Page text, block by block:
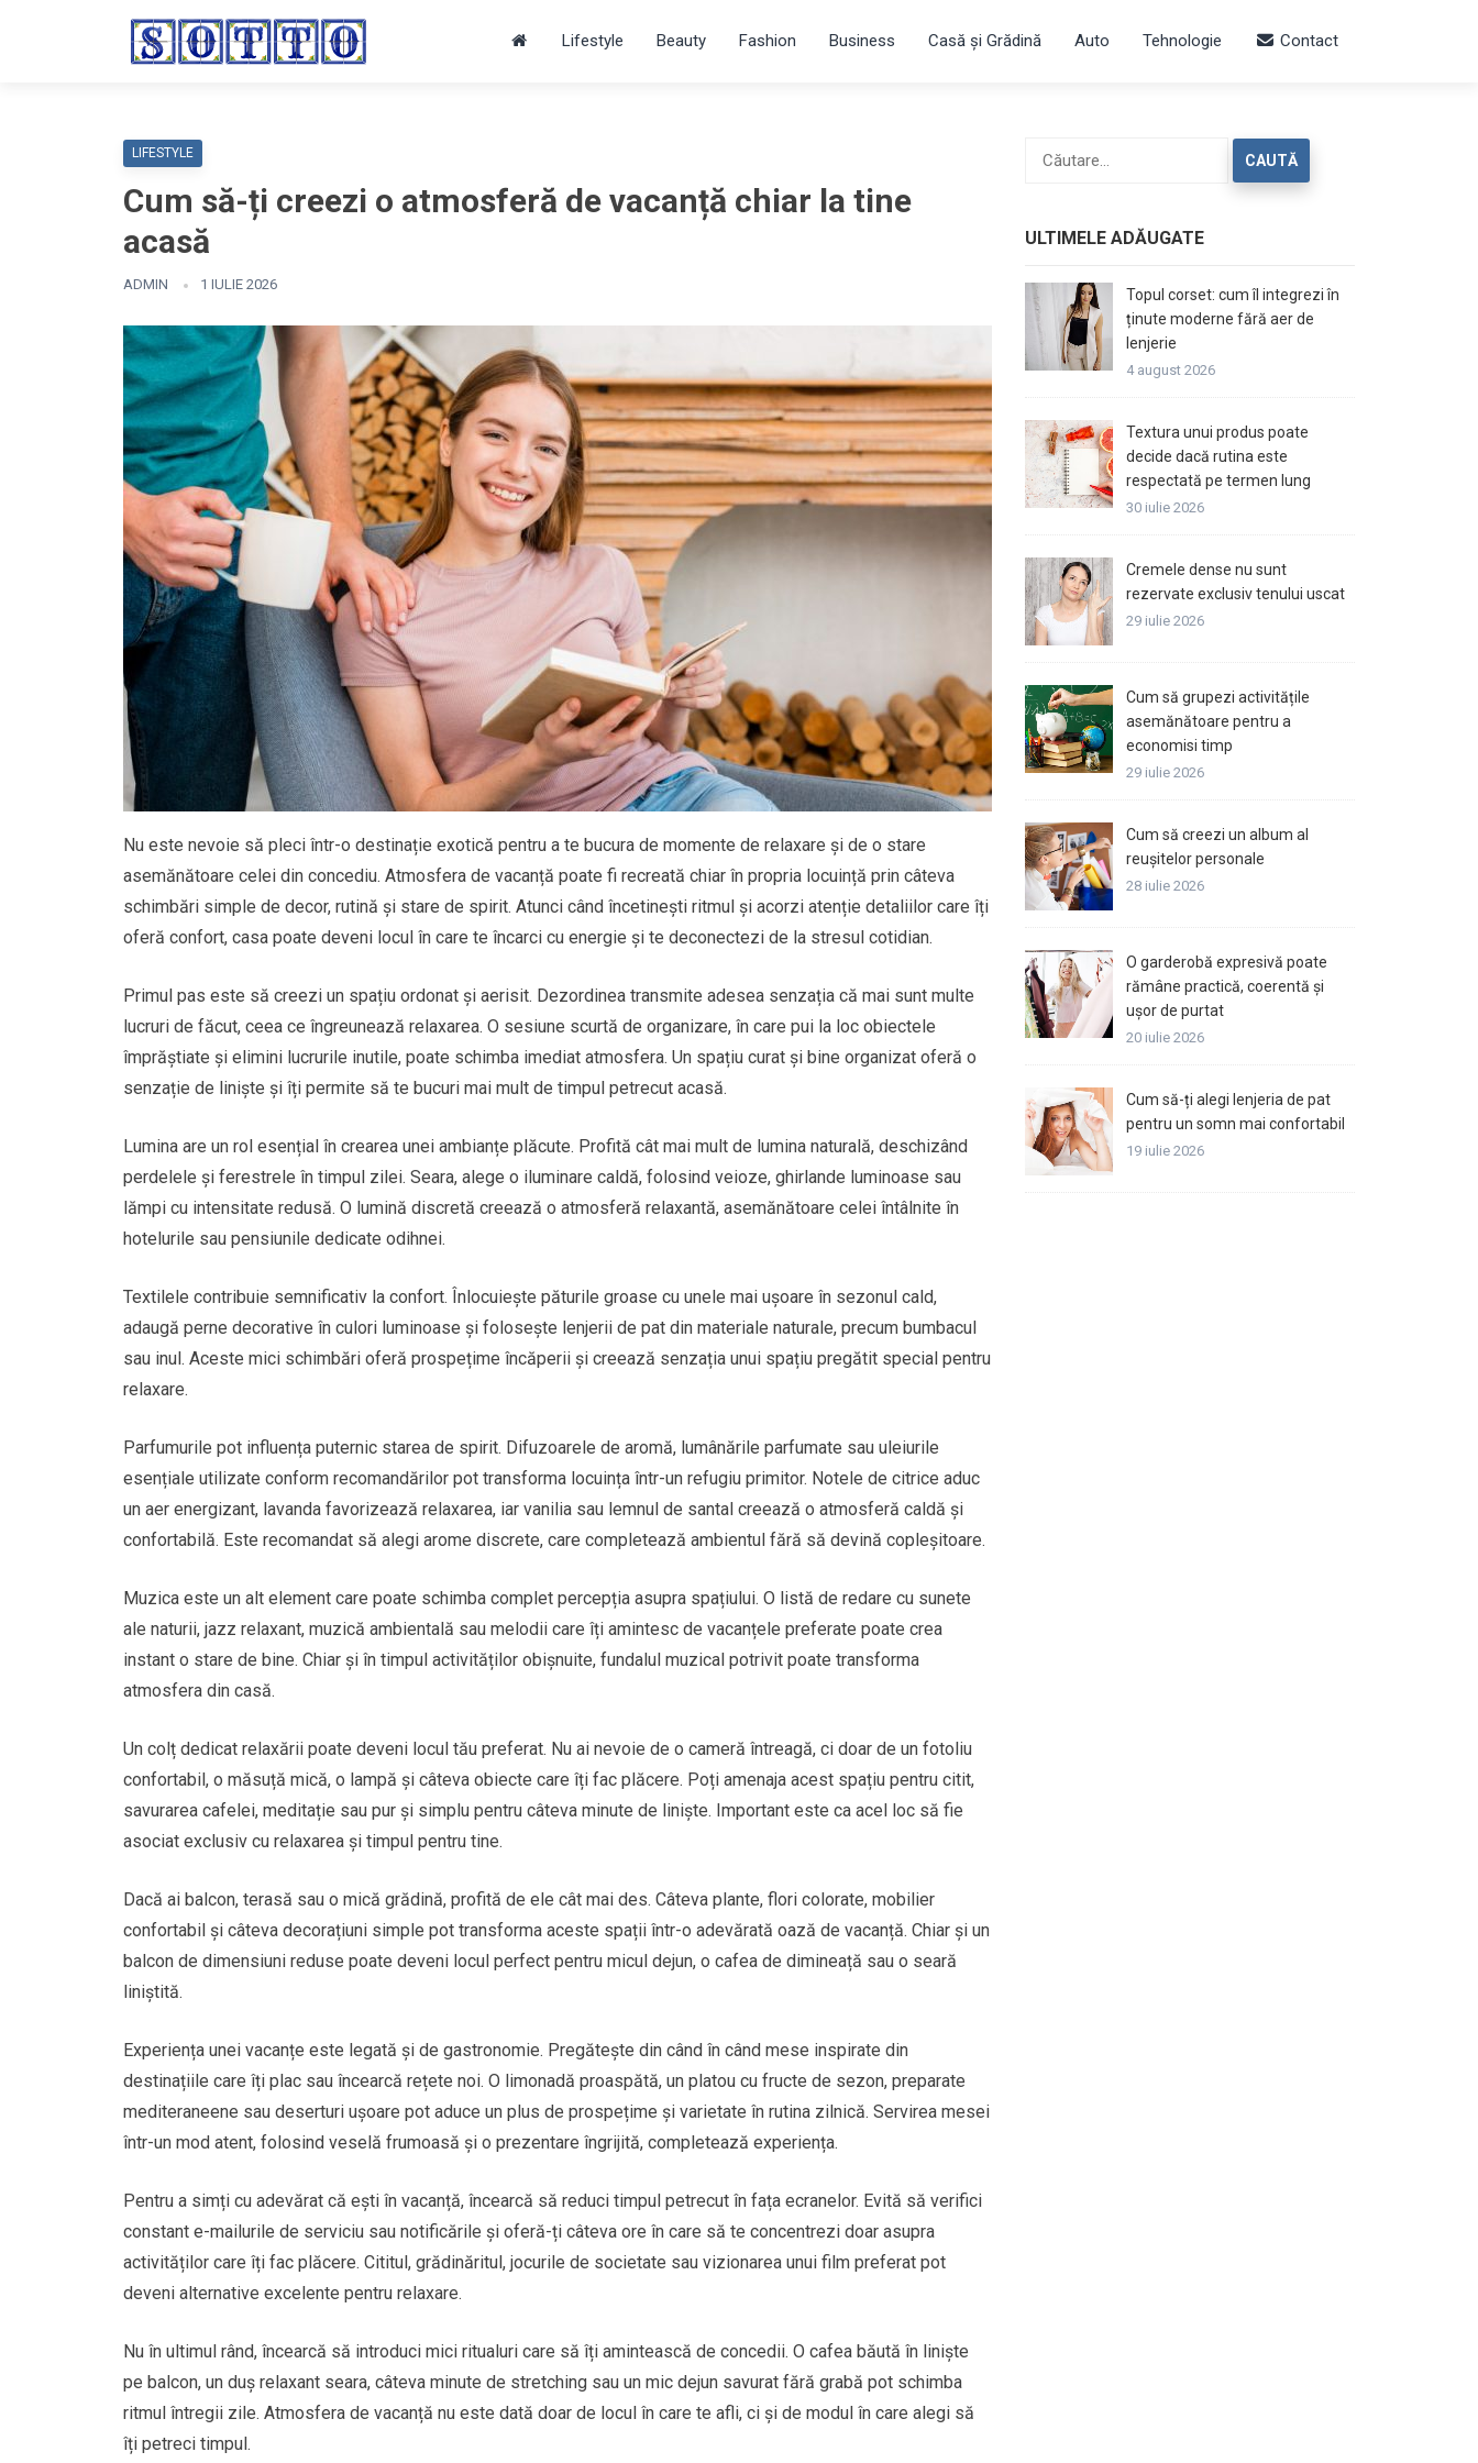
Lifestyle Beauty Fashion Business Casă și Grădină Auto Tehnologie Contact
LIFESTYLE
Cum să-ți creezi o atmosferă de vacanță chiar la tine
acasă
ADMIN 1 IULIE 2026
Nu este nevoie să pleci într-o destinație exotică pentru a te bucura de momente de relaxare și de o stare
asemănătoare celei din concediu. Atmosfera de vacanță poate fi recreată chiar în propria locuință prin câteva
schimbări simple de decor, rutină și stare de spirit. Atunci când încetinești ritmul și acorzi atenție detaliilor care îți
oferă confort, casa poate deveni locul în care te încarci cu energie și te deconectezi de la stresul cotidian.
Primul pas este să creezi un spațiu ordonat și aerisit. Dezordinea transmite adesea senzația că mai sunt multe
lucruri de făcut, ceea ce îngreunează relaxarea. O sesiune scurtă de organizare, în care pui la loc obiectele
împrăștiate și elimini lucrurile inutile, poate schimba imediat atmosfera. Un spațiu curat și bine organizat oferă o
senzație de liniște și îți permite să te bucuri mai mult de timpul petrecut acasă.
Lumina are un rol esențial în crearea unei ambianțe plăcute. Profită cât mai mult de lumina naturală, deschizând
perdelele și ferestrele în timpul zilei. Seara, alege o iluminare caldă, folosind veioze, ghirlande luminoase sau
lămpi cu intensitate redusă. O lumină discretă creează o atmosferă relaxantă, asemănătoare celei întâlnite în
hotelurile sau pensiunile dedicate odihnei.
Textilele contribuie semnificativ la confort. Înlocuiește păturile groase cu unele mai ușoare în sezonul cald,
adaugă perne decorative în culori luminoase și folosește lenjerii de pat din materiale naturale, precum bumbacul
sau inul. Aceste mici schimbări oferă prospețime încăperii și creează senzația unui spațiu pregătit special pentru
relaxare.
Parfumurile pot influența puternic starea de spirit. Difuzoarele de aromă, lumânările parfumate sau uleiurile
esențiale utilizate conform recomandărilor pot transforma locuința într-un refugiu primitor. Notele de citrice aduc
un aer energizant, lavanda favorizează relaxarea, iar vanilia sau lemnul de santal creează o atmosferă caldă și
confortabilă. Este recomandat să alegi arome discrete, care completează ambientul fără să devină copleșitoare.
Muzica este un alt element care poate schimba complet percepția asupra spațiului. O listă de redare cu sunete
ale naturii, jazz relaxant, muzică ambientală sau melodii care îți amintesc de vacanțele preferate poate crea
instant o stare de bine. Chiar și în timpul activităților obișnuite, fundalul muzical potrivit poate transforma
atmosfera din casă.
Un colț dedicat relaxării poate deveni locul tău preferat. Nu ai nevoie de o cameră întreagă, ci doar de un fotoliu
confortabil, o măsuță mică, o lampă și câteva obiecte care îți fac plăcere. Poți amenaja acest spațiu pentru citit,
savurarea cafelei, meditație sau pur și simplu pentru câteva minute de liniște. Important este ca acel loc să fie
asociat exclusiv cu relaxarea și timpul pentru tine.
Dacă ai balcon, terasă sau o mică grădină, profită de ele cât mai des. Câteva plante, flori colorate, mobilier
confortabil și câteva decorațiuni simple pot transforma aceste spații într-o adevărată oază de vacanță. Chiar și un
balcon de dimensiuni reduse poate deveni locul perfect pentru micul dejun, o cafea de dimineață sau o seară
liniștită.
Experiența unei vacanțe este legată și de gastronomie. Pregătește din când în când mese inspirate din
destinațiile care îți plac sau încearcă rețete noi. O limonadă proaspătă, un platou cu fructe de sezon, preparate
mediteraneene sau deserturi ușoare pot aduce un plus de prospețime și varietate în rutina zilnică. Servirea mesei
într-un mod atent, folosind veselă frumoasă și o prezentare îngrijită, completează experiența.
Pentru a simți cu adevărat că ești în vacanță, încearcă să reduci timpul petrecut în fața ecranelor. Evită să verifici
constant e-mailurile de serviciu sau notificările și oferă-ți câteva ore în care să te concentrezi doar asupra
activităților care îți fac plăcere. Cititul, grădinăritul, jocurile de societate sau vizionarea unui film preferat pot
deveni alternative excelente pentru relaxare.
Nu în ultimul rând, încearcă să introduci mici ritualuri care să îți amintească de concedii. O cafea băută în liniște
pe balcon, un duș relaxant seara, câteva minute de stretching sau un mic dejun savurat fără grabă pot schimba
ritmul întregii zile. Atmosfera de vacanță nu este dată doar de locul în care te afli, ci și de modul în care alegi să
îți petreci timpul.
după:
ULTIMELE ADĂUGATE
Topul corset: cum îl integrezi în
ținute moderne fără aer de
lenjerie
4 august 2026
Textura unui produs poate
decide dacă rutina este
respectată pe termen lung
30 iulie 2026
Cremele dense nu sunt
rezervate exclusiv tenului uscat
29 iulie 2026
Cum să grupezi activitățile
asemănătoare pentru a
economisi timp
29 iulie 2026
Cum să creezi un album al
reușitelor personale
28 iulie 2026
O garderobă expresivă poate
rămâne practică, coerentă și
ușor de purtat
20 iulie 2026
Cum să-ți alegi lenjeria de pat
pentru un somn mai confortabil
19 iulie 2026